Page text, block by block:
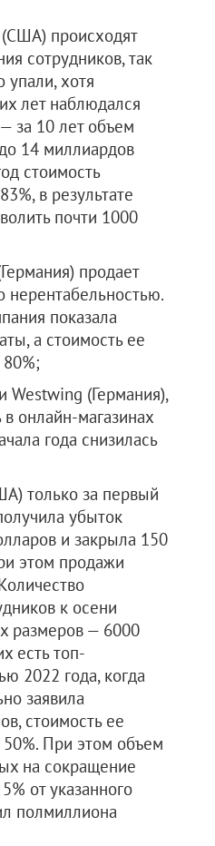
происходят
сотрудников, так
упали, хотя
лет наблюдался
за 10 лет объем
14 миллиардов
стоимость
в результате
почти 1000
продает
нерентабельностью.
показала
а стоимость ее
Westwing (Германия),
онлайн-магазинах
года снизилась
только за первый
убыток
и закрыла 150
этом продажи
к осени
размеров — 6000
есть топ-
2022 года, когда
заявила
стоимость ее
50%. При этом объем
на сокращение
от указанного
полмиллиона